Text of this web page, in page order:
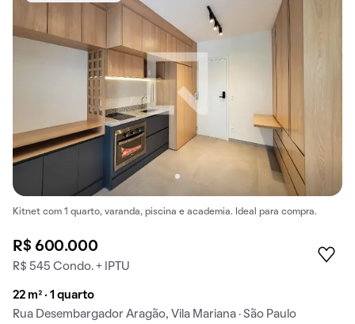
Kitnet com 1 quarto, varanda, piscina e academia. Ideal para compra.
R$ 600.000
R$ 545 Condo. + IPTU
22 m² · 1 quarto
Rua Desembargador Aragão, Vila Mariana · São Paulo